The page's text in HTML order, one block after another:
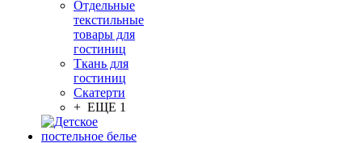
Отдельные
текстильные
товары для
гостиниц
Ткань для
гостиниц
Скатерти
+ ЕЩЕ 1